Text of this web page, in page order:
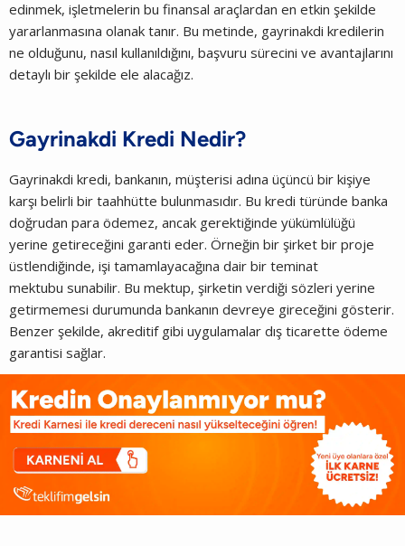
edinmek, işletmelerin bu finansal araçlardan en etkin şekilde
yararlanmasına olanak tanır. Bu metinde, gayrinakdi kredilerin
ne olduğunu, nasıl kullanıldığını, başvuru sürecini ve avantajlarını
detaylı bir şekilde ele alacağız.
Gayrinakdi Kredi Nedir?
Gayrinakdi kredi, bankanın, müşterisi adına üçüncü bir kişiye
karşı belirli bir taahhütte bulunmasıdır. Bu kredi türünde banka
doğrudan para ödemez, ancak gerektiğinde yükümlülüğü
yerine getireceğini garanti eder. Örneğin bir şirket bir proje
üstlendiğinde, işi tamamlayacağına dair bir teminat
mektubu sunabilir. Bu mektup, şirketin verdiği sözleri yerine
getirmemesi durumunda bankanın devreye gireceğini gösterir.
Benzer şekilde, akreditif gibi uygulamalar dış ticarette ödeme
garantisi sağlar.